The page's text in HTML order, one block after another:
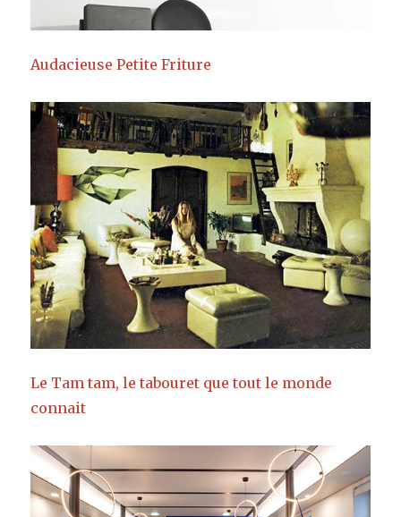
Audacieuse Petite Friture
Le Tam tam, le tabouret que tout le monde
connait